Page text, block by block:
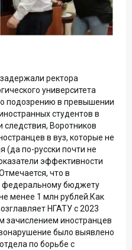
ректора
университета
подозрению в превышении
студентов в
следствия, Воротников
в вуз, которые не
(да по-русски почти не
эффективности
что в
федеральному бюджету
менее 1 млн рублей.Как
НГАТУ с 2023
иностранцев
было выявлено
по борьбе с